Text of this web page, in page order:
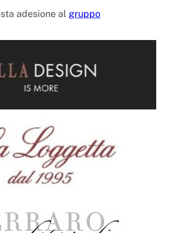
adesione al gruppo